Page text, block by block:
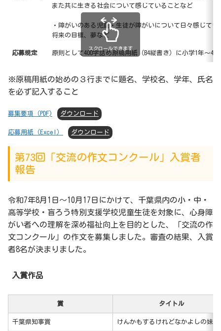
また共に生きる社会について感じていることなど
・障がいのある児童・生徒が障がいについて日々感じて
将来の目標、夢など
応募規定 原則として400字詰め原稿用紙（B4縦書き）に小学1年
スクロールできます
※原稿用紙の始めの３行までに題名、学校名、学年、氏名
を必ず記入すること
募集要項（PDF) ダウンロード
応募用紙（Excel） ダウンロード
第73回「交流の作文コンクール」入賞者
報告
令和7年8月1日～10月17日にかけて、千葉県内の小・中・
高等学校・盲ろう特別支援学校児童生徒を対象に、心身障
がい者への理解を深め福祉向上を目的とした、「交流の作
文コンクール」の作文を募集しました。審査の結果、入賞
者8名が決まりました。
入賞作品
賞 タイトル
千葉県知事賞 けんかもするけれどなかよしの妹